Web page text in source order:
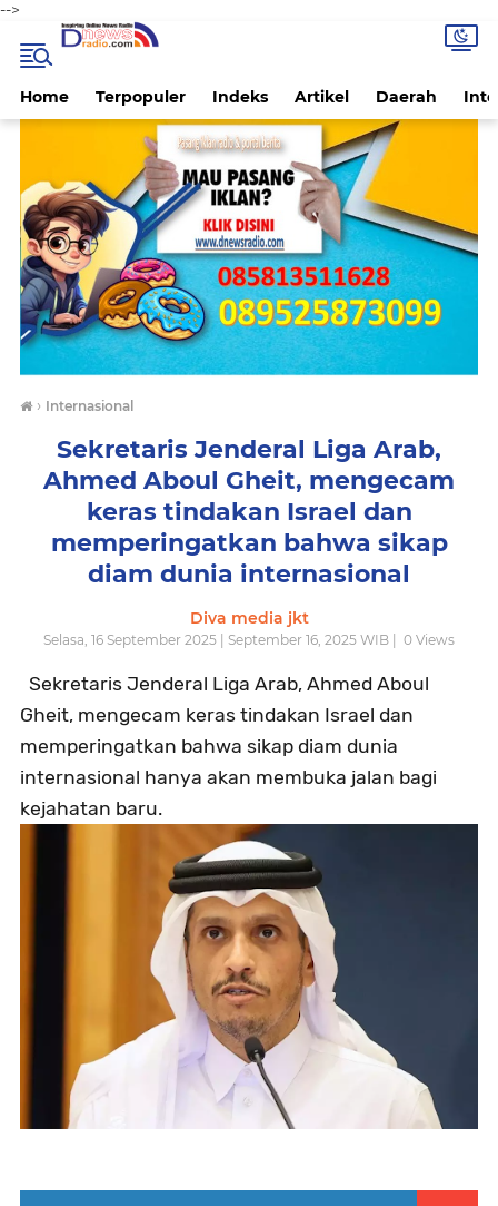
-->
Home Terpopuler Indeks Artikel Daerah
› Internasional
Sekretaris Jenderal Liga Arab,
Ahmed Aboul Gheit, mengecam
keras tindakan Israel dan
memperingatkan bahwa sikap
diam dunia internasional
Diva media jkt
Selasa, 16 September 2025 | September 16, 2025 WIB | 0 Views
Sekretaris Jenderal Liga Arab, Ahmed Aboul
Gheit, mengecam keras tindakan Israel dan
memperingatkan bahwa sikap diam dunia
internasional hanya akan membuka jalan bagi
kejahatan baru.